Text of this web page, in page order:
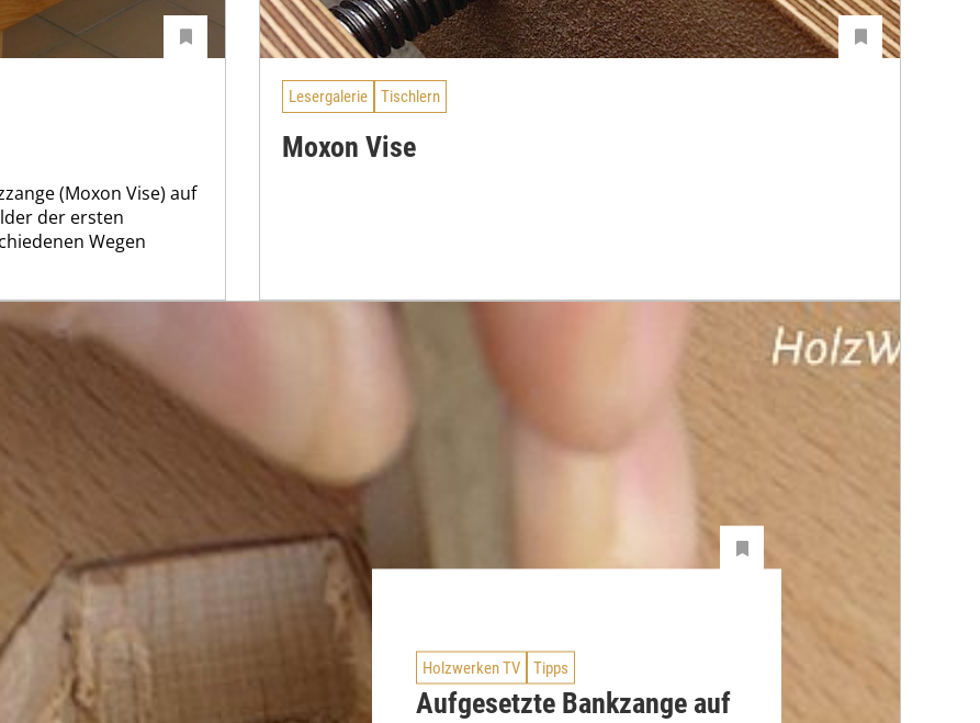
(Moxon Vise) auf
der ersten
Wegen
Lesergalerie Tischlern
Moxon Vise
Holzwerken TV Tipps
Aufgesetzte Bankzange auf